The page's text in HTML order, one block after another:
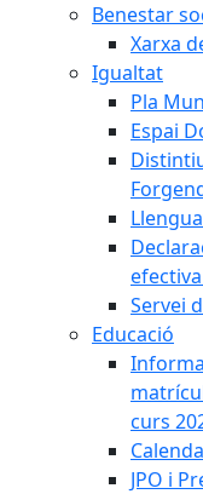
Benestar
Xarxa
Igualtat
Pla
Espai
Servei
Educació
curs
JPO i